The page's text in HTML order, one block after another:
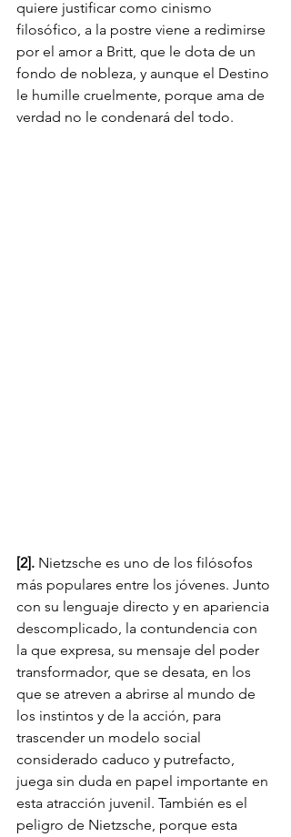
quiere justificar como cinismo
filosófico, a la postre viene a redimirse
por el amor a Britt, que le dota de un
fondo de nobleza, y aunque el Destino
le humille cruelmente, porque ama de
verdad no le condenará del todo.
[2]. Nietzsche es uno de los filósofos
más populares entre los jóvenes. Junto
con su lenguaje directo y en apariencia
descomplicado, la contundencia con
la que expresa, su mensaje del poder
transformador, que se desata, en los
que se atreven a abrirse al mundo de
los instintos y de la acción, para
trascender un modelo social
considerado caduco y putrefacto,
juega sin duda en papel importante en
esta atracción juvenil. También es el
peligro de Nietzsche, porque esta